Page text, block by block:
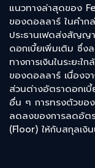
แนวทางล่าสุดของ
ของดอลลาร์ ในคำก
ประธานเฟดส่งสัญญ
ดอกเบี้ยเพิ่มเติม ซึ่
ทางการเงินในระยะ
ของดอลลาร์ เนื่องจ
ส่วนต่างอัตราดอกเบี้
อื่น ๆ การทรงตัวขอ
ลดลงของการลดอัต
(Floor) ให้กับสกุลเงิ